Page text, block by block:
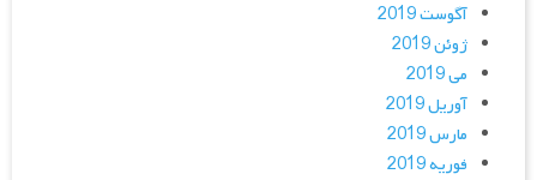
آگوست 2019
ژوئن 2019
می 2019
آوریل 2019
مارس 2019
فوریه 2019